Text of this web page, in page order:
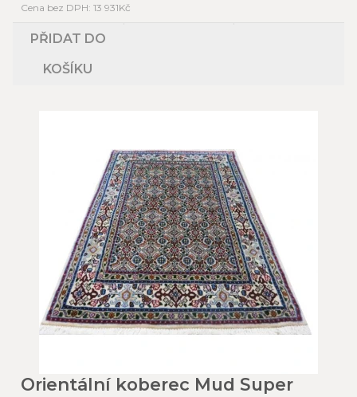
Cena bez DPH: 13 931Kč
PŘIDAT DO
KOŠÍKU
Orientální koberec Mud Super